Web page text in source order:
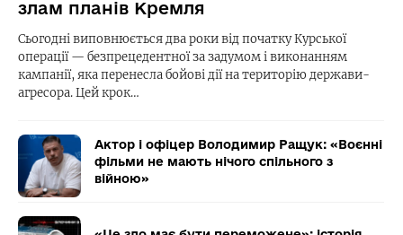
злам планів Кремля
Сьогодні виповнюється два роки від початку Курської
операції — безпрецедентної за задумом і виконанням
кампанії, яка перенесла бойові дії на територію держави-
агресора. Цей крок…
Актор і офіцер Володимир Ращук: «Воєнні
фільми не мають нічого спільного з
війною»